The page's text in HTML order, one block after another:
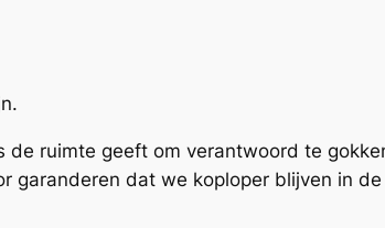
ruimte geeft om verantwoord te
garanderen dat we koploper blijven in